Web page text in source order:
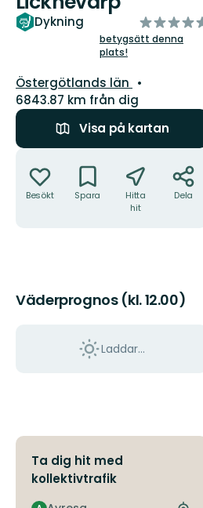
Dykning
av
5
betygsätt denna
plats!
Län:
Östergötlands län
6843.87 km från dig
Visa på kartan
Besökt Spara
Hitta
hit
Dela
Väderprognos (kl. 12.00)
Laddar...
Ta dig hit med
kollektivtrafik